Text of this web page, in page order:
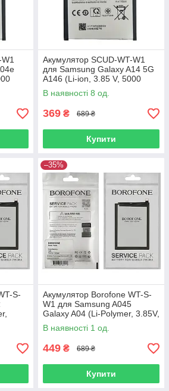
Акумулятор SCUD-WT-W1
для Samsung Galaxy A14 5G
A146 (Li-ion, 3.85 V, 5000
mAh)
В наявності 8 од.
369 ₴ 689 ₴
Купити
S-
–35%
Акумулятор Borofone WT-S-
W1 для Samsung A045
Galaxy A04 (Li-Polymer, 3.85V,
5000mAh)
В наявності 1 од.
449 ₴ 689 ₴
Купити